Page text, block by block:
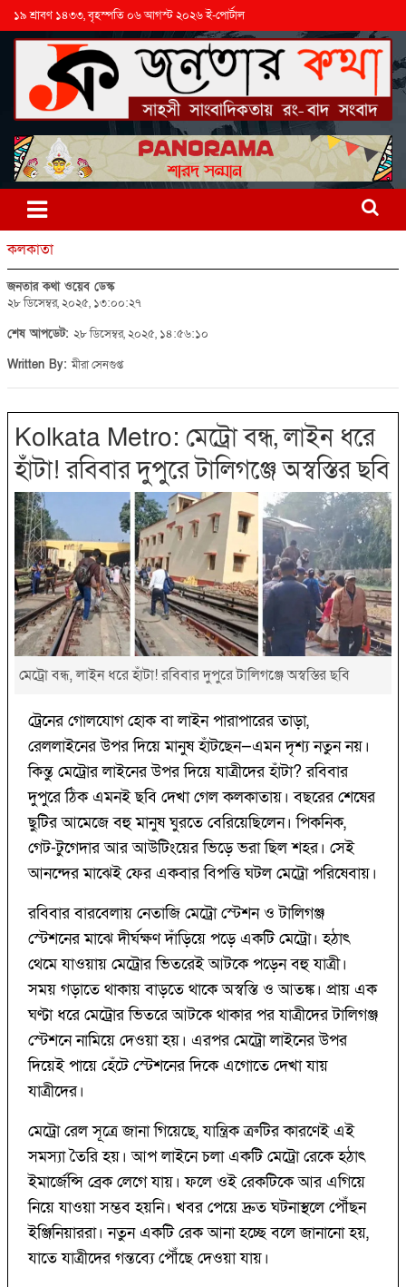
১৯ শ্রাবণ ১৪৩৩, বৃহস্পতি ০৬ আগস্ট ২০২৬ ই-পোর্টাল
কলকাতা
জনতার কথা ওয়েব ডেস্ক
২৮ ডিসেম্বর, ২০২৫, ১৩:০০:২৭
শেষ আপডেট: ২৮ ডিসেম্বর, ২০২৫, ১৪:৫৬:১০
Written By:মীরা সেনগুপ্ত
Kolkata Metro: মেট্রো বন্ধ, লাইন ধরে
হাঁটা! রবিবার দুপুরে টালিগঞ্জে অস্বস্তির ছবি
মেট্রো বন্ধ, লাইন ধরে হাঁটা! রবিবার দুপুরে টালিগঞ্জে অস্বস্তির ছবি
ট্রেনের গোলযোগ হোক বা লাইন পারাপারের তাড়া,
রেললাইনের উপর দিয়ে মানুষ হাঁটছেন—এমন দৃশ্য নতুন নয়।
কিন্তু মেট্রোর লাইনের উপর দিয়ে যাত্রীদের হাঁটা? রবিবার
দুপুরে ঠিক এমনই ছবি দেখা গেল কলকাতায়। বছরের শেষের
ছুটির আমেজে বহু মানুষ ঘুরতে বেরিয়েছিলেন। পিকনিক,
গেট-টুগেদার আর আউটিংয়ের ভিড়ে ভরা ছিল শহর। সেই
আনন্দের মাঝেই ফের একবার বিপত্তি ঘটল মেট্রো পরিষেবায়।
রবিবার বারবেলায় নেতাজি মেট্রো স্টেশন ও টালিগঞ্জ
স্টেশনের মাঝে দীর্ঘক্ষণ দাঁড়িয়ে পড়ে একটি মেট্রো। হঠাৎ
থেমে যাওয়ায় মেট্রোর ভিতরেই আটকে পড়েন বহু যাত্রী।
সময় গড়াতে থাকায় বাড়তে থাকে অস্বস্তি ও আতঙ্ক। প্রায় এক
ঘণ্টা ধরে মেট্রোর ভিতরে আটকে থাকার পর যাত্রীদের টালিগঞ্জ
স্টেশনে নামিয়ে দেওয়া হয়। এরপর মেট্রো লাইনের উপর
দিয়েই পায়ে হেঁটে স্টেশনের দিকে এগোতে দেখা যায়
যাত্রীদের।
মেট্রো রেল সূত্রে জানা গিয়েছে, যান্ত্রিক ত্রুটির কারণেই এই
সমস্যা তৈরি হয়। আপ লাইনে চলা একটি মেট্রো রেকে হঠাৎ
ইমার্জেন্সি ব্রেক লেগে যায়। ফলে ওই রেকটিকে আর এগিয়ে
নিয়ে যাওয়া সম্ভব হয়নি। খবর পেয়ে দ্রুত ঘটনাস্থলে পৌঁছন
ইঞ্জিনিয়াররা। নতুন একটি রেক আনা হচ্ছে বলে জানানো হয়,
যাতে যাত্রীদের গন্তব্যে পৌঁছে দেওয়া যায়।